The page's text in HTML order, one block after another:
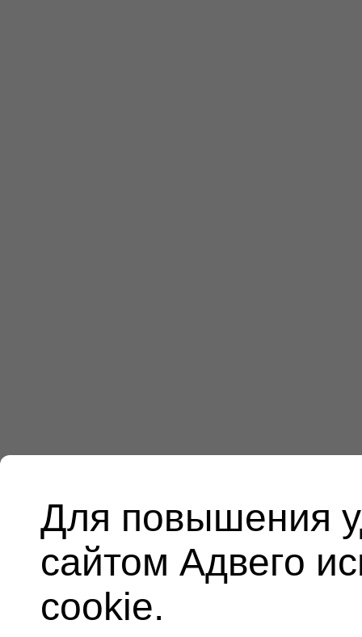
Для повышения
сайтом Адвего
cookie.